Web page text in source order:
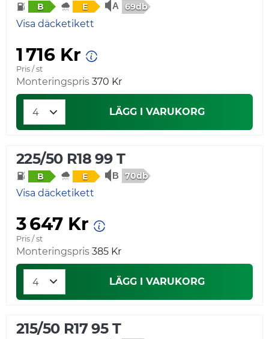
B E 69db
Visa däcketikett
1 716 Kr
Pris / st
Monteringspris 370 Kr
LÄGG I VARUKORG
225/50 R18 99 T
B E 70db
Visa däcketikett
3 647 Kr
Pris / st
Monteringspris 385 Kr
LÄGG I VARUKORG
215/50 R17 95 T